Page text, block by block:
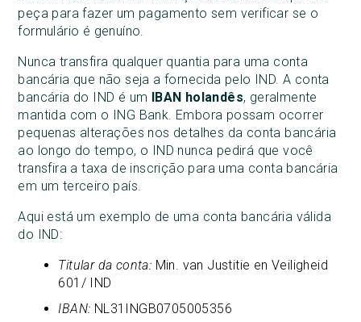
peça para fazer um pagamento sem verificar se o
formulário é genuíno.
Nunca transfira qualquer quantia para uma conta
bancária que não seja a fornecida pelo IND. A conta
bancária do IND é um IBAN holandês, geralmente
mantida com o ING Bank. Embora possam ocorrer
pequenas alterações nos detalhes da conta bancária
ao longo do tempo, o IND nunca pedirá que você
transfira a taxa de inscrição para uma conta bancária
em um terceiro país.
Aqui está um exemplo de uma conta bancária válida
do IND:
Titular da conta: Min. van Justitie en Veiligheid
601/ IND
IBAN: NL31INGB0705005356